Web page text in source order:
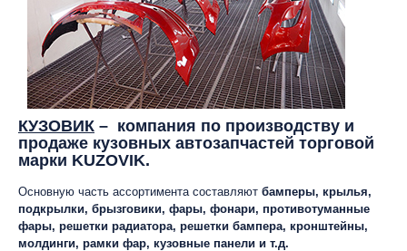
КУЗОВИК – компания по производству и
продаже кузовных автозапчастей торговой
марки KUZOVIK.
Основную часть ассортимента составляют бамперы, крылья,
подкрылки, брызговики, фары, фонари, противотуманные
фары, решетки радиатора, решетки бампера, кронштейны,
молдинги, рамки фар, кузовные панели и т.д.